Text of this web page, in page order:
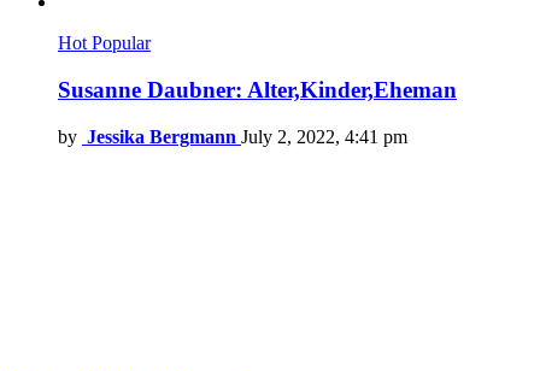
HotPopular
Susanne Daubner: Alter,Kinder,Eheman
by Jessika Bergmann July 2, 2022, 4:41 pm